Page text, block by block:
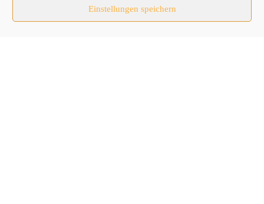
Einstellungen speichern
RATL 2025 | RecyclingAKTIV & TiefbauLIVE